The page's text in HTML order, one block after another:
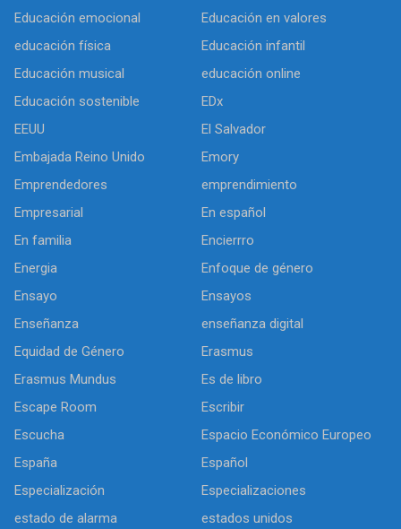
Educación emocional
Educación en valores
educación física
Educación infantil
Educación musical
educación online
Educación sostenible
EDx
EEUU
El Salvador
Embajada Reino Unido
Emory
Emprendedores
emprendimiento
Empresarial
En español
En familia
Encierrro
Energia
Enfoque de género
Ensayo
Ensayos
Enseñanza
enseñanza digital
Equidad de Género
Erasmus
Erasmus Mundus
Es de libro
Escape Room
Escribir
Escucha
Espacio Económico Europeo
España
Español
Especialización
Especializaciones
estado de alarma
estados unidos